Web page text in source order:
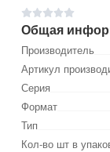
Общая
Производитель
Артикул
Серия
Формат
Тип
Кол-во шт в